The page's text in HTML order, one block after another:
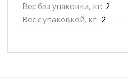
Вес без упаковки, кг: 2
Вес с упаковкой, кг: 2